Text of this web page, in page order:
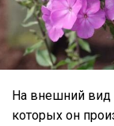
На внешний вид
которых он